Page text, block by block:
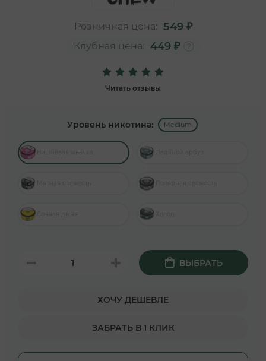
Розничная цена: 549 ₽
Клубная цена: 449 ₽
Читать отзывы
Уровень никотина: Medium
ВЫБРАТЬ
ХОЧУ ДЕШЕВЛЕ
ЗАБРАТЬ В 1 КЛИК